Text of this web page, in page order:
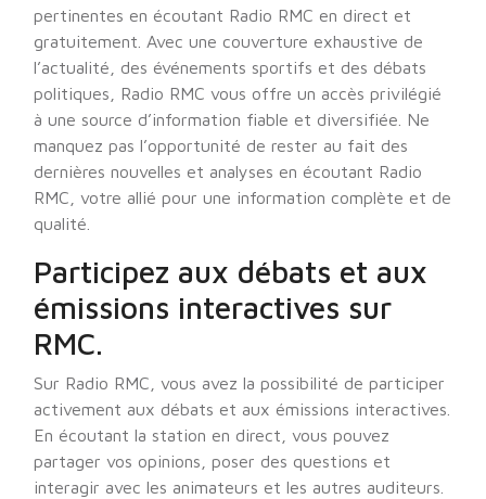
pertinentes en écoutant Radio RMC en direct et
gratuitement. Avec une couverture exhaustive de
l’actualité, des événements sportifs et des débats
politiques, Radio RMC vous offre un accès privilégié
à une source d’information fiable et diversifiée. Ne
manquez pas l’opportunité de rester au fait des
dernières nouvelles et analyses en écoutant Radio
RMC, votre allié pour une information complète et de
qualité.
Participez aux débats et aux
émissions interactives sur
RMC.
Sur Radio RMC, vous avez la possibilité de participer
activement aux débats et aux émissions interactives.
En écoutant la station en direct, vous pouvez
partager vos opinions, poser des questions et
interagir avec les animateurs et les autres auditeurs.